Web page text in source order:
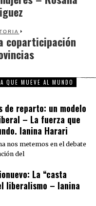
coparticipación
QUE MUEVE AL MUNDO
de reparto: un modelo
– La fuerza que
Ianina Harari
nos metemos en el debate
del
La “casta
liberalismo – Ianina